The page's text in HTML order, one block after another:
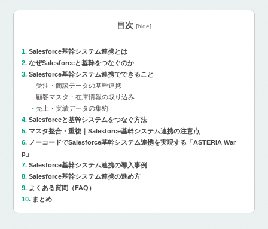
目次 [hide]
Salesforce基幹システム連携とは
なぜSalesforceと基幹をつなぐのか
Salesforce基幹システム連携でできること
受注・商談データの基幹連携
顧客マスタ・在庫情報の取り込み
売上・実績データの集約
Salesforceと基幹システムをつなぐ方法
マスタ整合・重複｜Salesforce基幹システム連携の注意点
ノーコードでSalesforce基幹システム連携を実現する「ASTERIA War
p」
Salesforce基幹システム連携の導入事例
Salesforce基幹システム連携の進め方
よくある質問（FAQ）
まとめ